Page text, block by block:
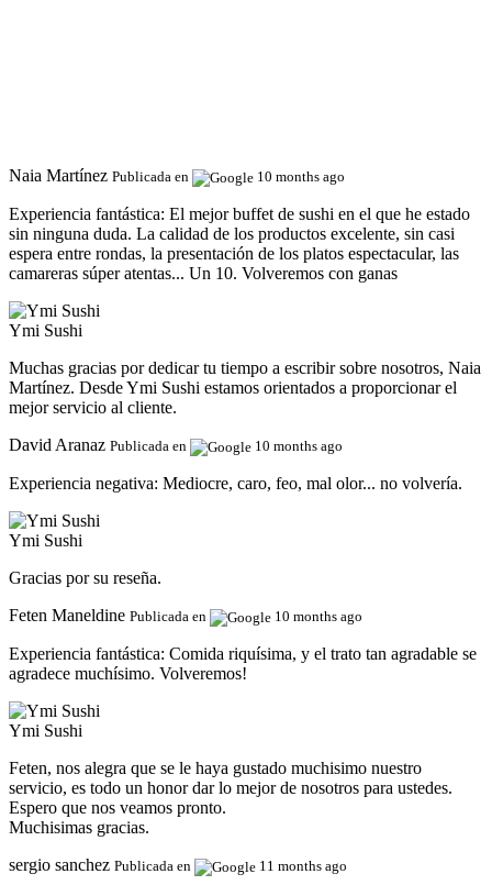
Naia Martínez Publicada en 10 months ago
Experiencia fantástica: El mejor buffet de sushi en el que he estado
sin ninguna duda. La calidad de los productos excelente, sin casi
espera entre rondas, la presentación de los platos espectacular, las
camareras súper atentas... Un 10. Volveremos con ganas
Ymi Sushi
Muchas gracias por dedicar tu tiempo a escribir sobre nosotros, Naia
Martínez. Desde Ymi Sushi estamos orientados a proporcionar el
mejor servicio al cliente.
David Aranaz Publicada en 10 months ago
Experiencia negativa: Mediocre, caro, feo, mal olor... no volvería.
Ymi Sushi
Gracias por su reseña.
Feten Maneldine Publicada en 10 months ago
Experiencia fantástica: Comida riquísima, y el trato tan agradable se
agradece muchísimo. Volveremos!
Ymi Sushi
Feten, nos alegra que se le haya gustado muchisimo nuestro
servicio, es todo un honor dar lo mejor de nosotros para ustedes.
Espero que nos veamos pronto.
Muchisimas gracias.
sergio sanchez Publicada en 11 months ago